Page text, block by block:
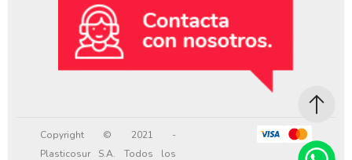
Copyright © 2021 -
Plasticosur S.A. Todos los